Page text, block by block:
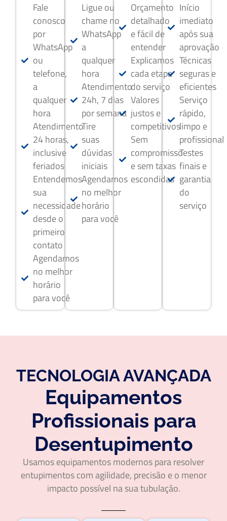
Fale
conosco
por
WhatsApp
ou
telefone,
a
qualquer
hora
Atendimento
24 horas,
inclusive
feriados
Entendemos
sua
necessidade
desde o
primeiro
contato
Agendamos
no melhor
horário
para você
Ligue ou
chame no
WhatsApp
a
qualquer
hora
Atendimento
24h, 7 dias
por semana
Tire
suas
dúvidas
iniciais
Agendamos
no melhor
horário
para você
Orçamento
detalhado
e fácil de
entender
Explicamos
cada etapa
do serviço
Valores
justos e
competitivos
Sem
compromisso
e sem taxas
escondidas
Início
imediato
após sua
aprovação
Técnicas
seguras e
eficientes
Serviço
rápido,
limpo e
profissional
Testes
finais e
garantia
do
serviço
TECNOLOGIA AVANÇADA
Equipamentos
Profissionais para
Desentupimento
Usamos equipamentos modernos para resolver
entupimentos com agilidade, precisão e o menor
impacto possível na sua tubulação.